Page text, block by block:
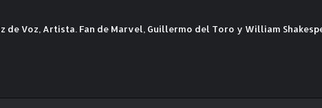
de Voz, Artista. Fan de Marvel, Guillermo del Toro y William